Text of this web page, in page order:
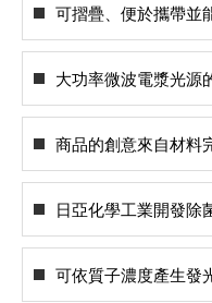
可摺疊、便於攜帶並
大功率微波電漿光源
商品的創意來自材料
日亞化學工業開發除
可依質子濃度產生發